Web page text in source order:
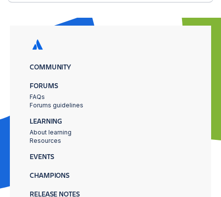
COMMUNITY
FORUMS
FAQs
Forums guidelines
LEARNING
About learning
Resources
EVENTS
CHAMPIONS
RELEASE NOTES